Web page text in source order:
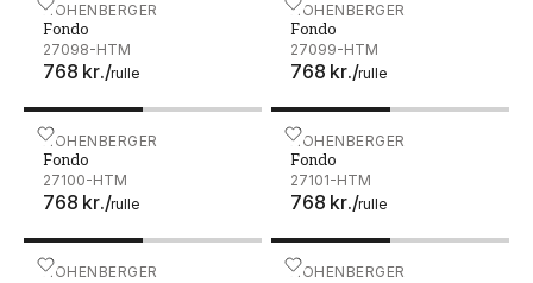
HOHENBERGER
Fondo
27098-HTM
768 kr./rulle
Fondo - 27098-HTM HOHENBERGER
Fondo
27099-HTM
768 kr./rulle
Fondo - 27099-HTM
HOHENBERGER
Fondo
27100-HTM
768 kr./rulle
Fondo - 27100-HTM HOHENBERGER
Fondo
27101-HTM
768 kr./rulle
Fondo - 27101-HTM
HOHENBERGER
Fondo - 27102-HTM HOHENBERGER
Fondo - 27103-HTM